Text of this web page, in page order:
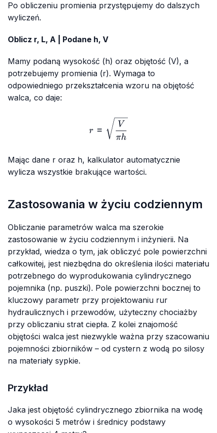
Po obliczeniu promienia przystępujemy do dalszych
wyliczeń.
Oblicz r, L, A | Podane h, V
Mamy podaną wysokość (h) oraz objętość (V), a
potrzebujemy promienia (r). Wymaga to
odpowiedniego przekształcenia wzoru na objętość
walca, co daje:
r=\sqrt{\frac{V}{πh}}
r =
πh
V
Mając dane r oraz h, kalkulator automatycznie
wylicza wszystkie brakujące wartości.
Zastosowania w życiu codziennym
Obliczanie parametrów walca ma szerokie
zastosowanie w życiu codziennym i inżynierii. Na
przykład, wiedza o tym, jak obliczyć pole powierzchni
całkowitej, jest niezbędna do określenia ilości materiału
potrzebnego do wyprodukowania cylindrycznego
pojemnika (np. puszki). Pole powierzchni bocznej to
kluczowy parametr przy projektowaniu rur
hydraulicznych i przewodów, użyteczny chociażby
przy obliczaniu strat ciepła. Z kolei znajomość
objętości walca jest niezwykle ważna przy szacowaniu
pojemności zbiorników – od cystern z wodą po silosy
na materiały sypkie.
Przykład
Jaka jest objętość cylindrycznego zbiornika na wodę
o wysokości 5 metrów i średnicy podstawy